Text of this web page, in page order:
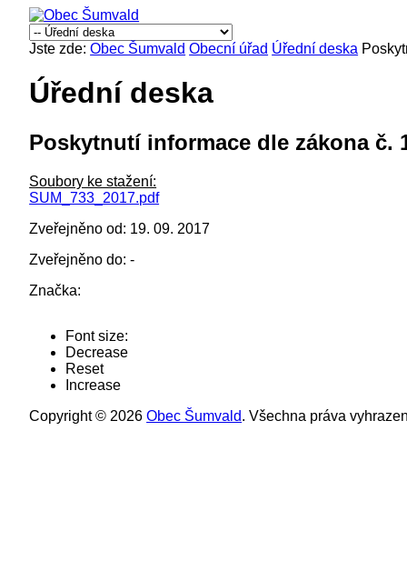
Jste zde:Obec Šumvald Obecní úřad Úřední deska
Úřední deska
Poskytnutí informace dle zákona č.
Soubory ke stažení:
SUM_733_2017.pdf
Zveřejněno od: 19. 09. 2017
Zveřejněno do: -
Značka:
Font size:
Decrease
Reset
Increase
Copyright © 2026Obec Šumvald. Všechna práva